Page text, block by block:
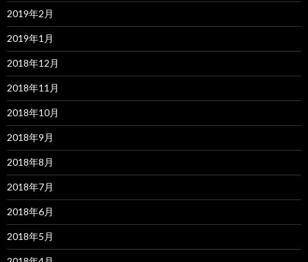
2019年2月
2019年1月
2018年12月
2018年11月
2018年10月
2018年9月
2018年8月
2018年7月
2018年6月
2018年5月